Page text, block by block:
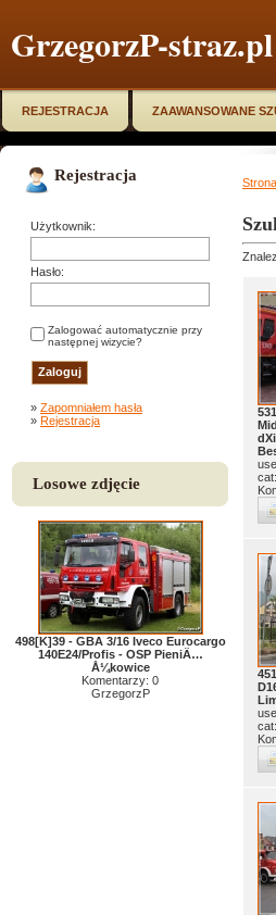
GrzegorzP-straz.pl
REJESTRACJA ZAAWANSOWANE
Rejestracja
Użytkownik:
Hasło:
Zalogować automatycznie przy
następnej wizycie?
» Zapomniałem hasła
» Rejestracja
Losowe zdjęcie
498[K]39 - GBA 3/16 Iveco Eurocargo
140E24/Profis - OSP PieniÄ…
Å¼kowice
Komentarzy: 0
GrzegorzP
cat:
cat: